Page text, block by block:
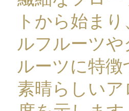
トから始ま
ルフルーツや
ルーツに特徴
素晴らしいア